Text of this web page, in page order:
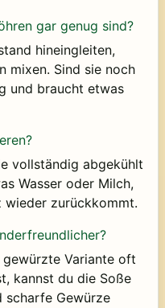
gar genug sind?
hineingleiten,
mixen. Sind sie noch
und braucht etwas
vollständig abgekühlt
Wasser oder Milch,
wieder zurückkommt.
Variante oft
kannst du die Soße
scharfe Gewürze